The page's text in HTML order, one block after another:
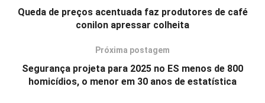
Queda de preços acentuada faz produtores de café
conilon apressar colheita
Próxima postagem
Segurança projeta para 2025 no ES menos de 800
homicídios, o menor em 30 anos de estatística